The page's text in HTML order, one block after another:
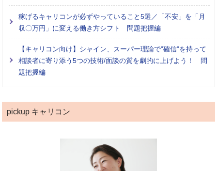
稼げるキャリコンが必ずやっていること5選／「不安」を「月
収〇万円」に変える働き方シフト 問題把握編
【キャリコン向け】シャイン、スーパー理論で”確信”を持って
相談者に寄り添う5つの技術/面談の質を劇的に上げよう！ 問
題把握編
pickup キャリコン